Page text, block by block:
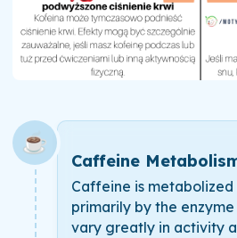
☕
Caffeine
Caffeine is metabolized
primarily by the enzyme
vary greatly in activity